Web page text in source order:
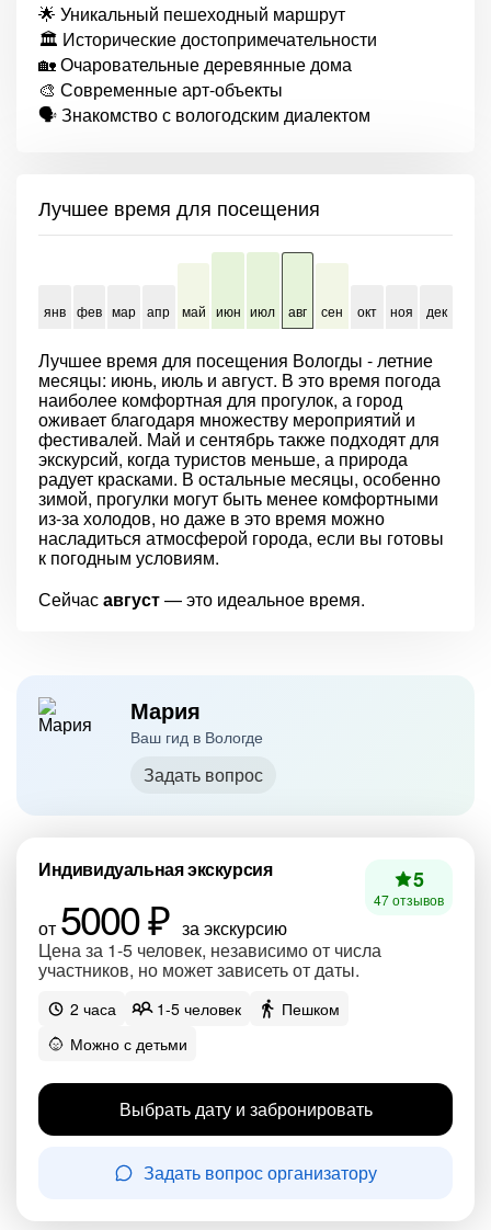
🌟 Уникальный пешеходный маршрут
🏛️ Исторические достопримечательности
🏡 Очаровательные деревянные дома
🎨 Современные арт-объекты
🗣️ Знакомство с вологодским диалектом
Лучшее время для посещения
янв фев мар апр май июн июл авг сен окт ноя дек
Лучшее время для посещения Вологды - летние
месяцы: июнь, июль и август. В это время погода
наиболее комфортная для прогулок, а город
оживает благодаря множеству мероприятий и
фестивалей. Май и сентябрь также подходят для
экскурсий, когда туристов меньше, а природа
радует красками. В остальные месяцы, особенно
зимой, прогулки могут быть менее комфортными
из-за холодов, но даже в это время можно
насладиться атмосферой города, если вы готовы
к погодным условиям.
Сейчасавгуст— это идеальное время.
Мария
Ваш гид в Вологде
Задать вопрос
Индивидуальная экскурсия
от 5000 ₽ за экскурсию
Цена за 1-5 человек, независимо от числа
участников, но может зависеть от даты.
5
47 отзывов
2 часа 1-5 человек
Пешком
Можно с детьми
Выбрать дату и забронировать
Задать вопрос организатору